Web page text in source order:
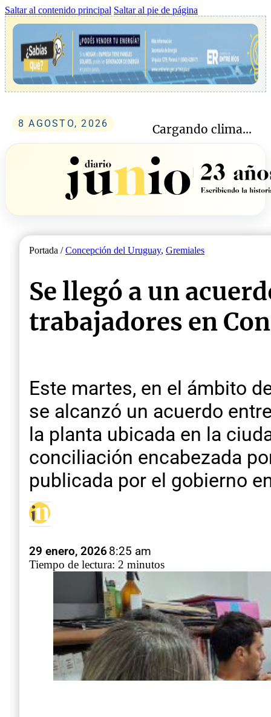
Saltar al contenido principal Saltar al pie de página
8 AGOSTO, 2026 Cargando clima...
Portada /Concepción del Uruguay, Gremiales
Se llegó a un
trabajadores en
Este martes, en el ámbito
se alcanzó un acuerdo
la planta ubicada en la
conciliación encabezada
publicada por el gobierno
29 enero, 20268:25 am
Tiempo de lectura: 2 minutos